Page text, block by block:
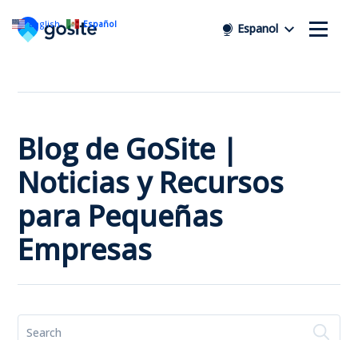
Espanol
Blog de GoSite |
Noticias y Recursos
para Pequeñas
Empresas
English Español